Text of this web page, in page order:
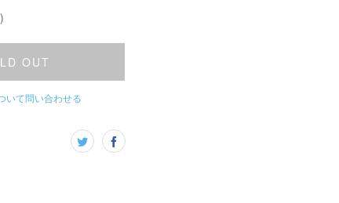
OUT
いて問い合わせる